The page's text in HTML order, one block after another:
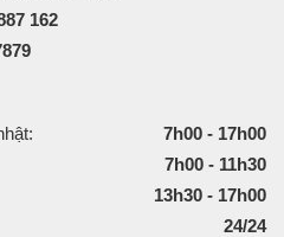
162
7h00 - 17h00
7h00 - 11h30
13h30 - 17h00
24/24